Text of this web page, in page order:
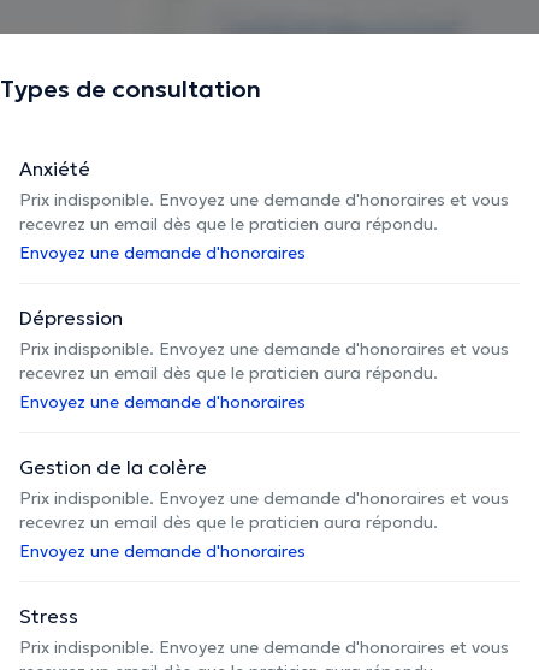
Types de consultation
Anxiété
Prix indisponible. Envoyez une demande d'honoraires et vous
recevrez un email dès que le praticien aura répondu.
Envoyez une demande d'honoraires
Dépression
Prix indisponible. Envoyez une demande d'honoraires et vous
recevrez un email dès que le praticien aura répondu.
Envoyez une demande d'honoraires
Gestion de la colère
Prix indisponible. Envoyez une demande d'honoraires et vous
recevrez un email dès que le praticien aura répondu.
Envoyez une demande d'honoraires
Stress
Prix indisponible. Envoyez une demande d'honoraires et vous